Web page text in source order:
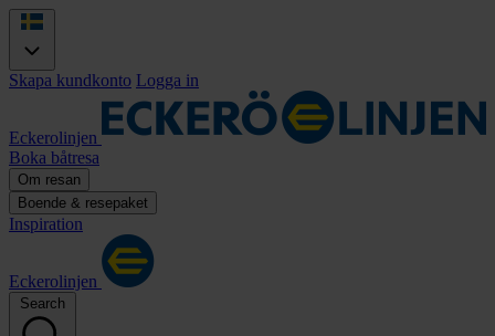
Skapa kundkonto Logga in
Eckerolinjen
Boka båtresa
Om resan
Boende & resepaket
Inspiration
Eckerolinjen
Search